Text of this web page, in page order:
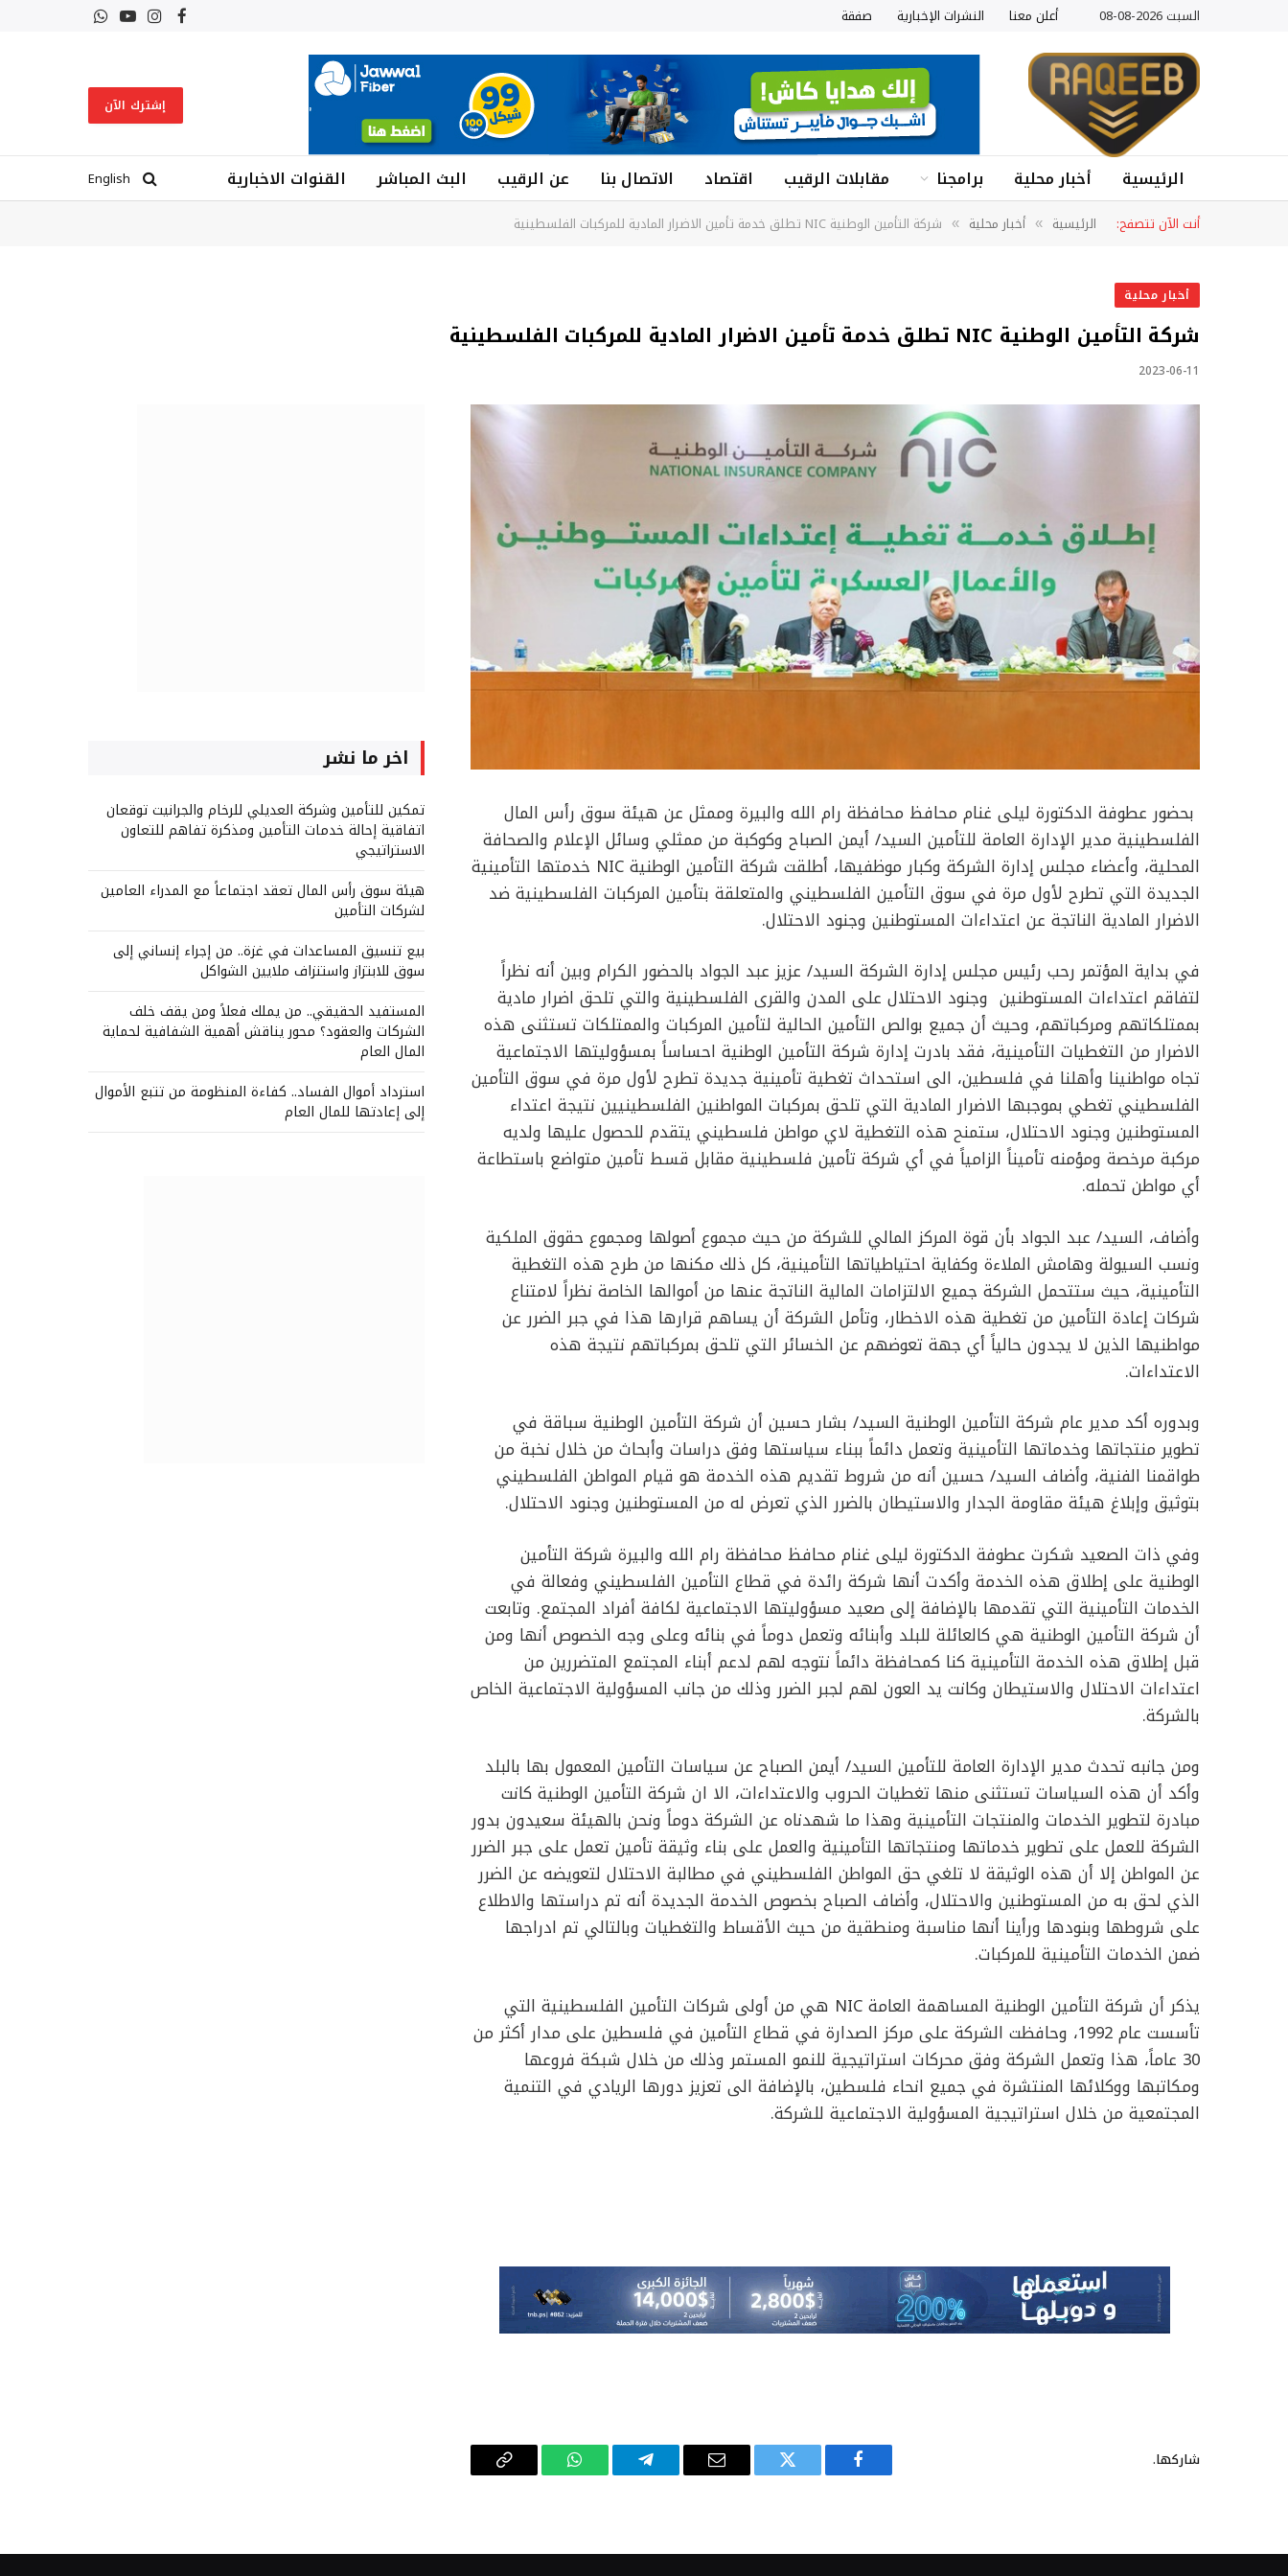
السبت 2026-08-08 أعلن معنا النشرات الإخبارية صفقة فيسبوكالانستغرام
يوتيوبواتساب
إشترك الآن
الرئيسية أخبار محلية برامجنا مقابلات الرقيب اقتصاد الاتصال بنا عن الرقيب البث المباشر القنوات الاخبارية
English
أنت الآن تتصفح:
الرئيسية » أخبار محلية » شركة التأمين الوطنية NIC تطلق خدمة تأمين الاضرار المادية للمركبات الفلسطينية
أخبار محلية
شركة التأمين الوطنية NIC تطلق خدمة تأمين الاضرار المادية للمركبات الفلسطينية
2023-06-11
بحضور عطوفة الدكتورة ليلى غنام محافظ محافظة رام الله والبيرة وممثل عن هيئة سوق رأس المال
الفلسطينية مدير الإدارة العامة للتأمين السيد/ أيمن الصباح وكوكبة من ممثلي وسائل الإعلام والصحافة
المحلية، وأعضاء مجلس إدارة الشركة وكبار موظفيها، أطلقت شركة التأمين الوطنية NIC خدمتها التأمينية
الجديدة التي تطرح لأول مرة في سوق التأمين الفلسطيني والمتعلقة بتأمين المركبات الفلسطينية ضد
الاضرار المادية الناتجة عن اعتداءات المستوطنين وجنود الاحتلال.
في بداية المؤتمر رحب رئيس مجلس إدارة الشركة السيد/ عزيز عبد الجواد بالحضور الكرام وبين أنه نظراً
لتفاقم اعتداءات المستوطنين وجنود الاحتلال على المدن والقرى الفلسطينية والتي تلحق اضرار مادية
بممتلكاتهم ومركباتهم، وحيث أن جميع بوالص التأمين الحالية لتأمين المركبات والممتلكات تستثنى هذه
الاضرار من التغطيات التأمينية، فقد بادرت إدارة شركة التأمين الوطنية احساساً بمسؤوليتها الاجتماعية
تجاه مواطنينا وأهلنا في فلسطين، الى استحداث تغطية تأمينية جديدة تطرح لأول مرة في سوق التأمين
الفلسطيني تغطي بموجبها الاضرار المادية التي تلحق بمركبات المواطنين الفلسطينيين نتيجة اعتداء
المستوطنين وجنود الاحتلال، ستمنح هذه التغطية لاي مواطن فلسطيني يتقدم للحصول عليها ولديه
مركبة مرخصة ومؤمنه تأميناً الزامياً في أي شركة تأمين فلسطينية مقابل قسط تأمين متواضع باستطاعة
أي مواطن تحمله.
وأضاف، السيد/ عبد الجواد بأن قوة المركز المالي للشركة من حيث مجموع أصولها ومجموع حقوق الملكية
ونسب السيولة وهامش الملاءة وكفاية احتياطياتها التأمينية، كل ذلك مكنها من طرح هذه التغطية
التأمينية، حيث ستتحمل الشركة جميع الالتزامات المالية الناتجة عنها من أموالها الخاصة نظراً لامتناع
شركات إعادة التأمين من تغطية هذه الاخطار، وتأمل الشركة أن يساهم قرارها هذا في جبر الضرر عن
مواطنيها الذين لا يجدون حالياً أي جهة تعوضهم عن الخسائر التي تلحق بمركباتهم نتيجة هذه
الاعتداءات.
وبدوره أكد مدير عام شركة التأمين الوطنية السيد/ بشار حسين أن شركة التأمين الوطنية سباقة في
تطوير منتجاتها وخدماتها التأمينية وتعمل دائماً ببناء سياستها وفق دراسات وأبحاث من خلال نخبة من
طواقمنا الفنية، وأضاف السيد/ حسين أنه من شروط تقديم هذه الخدمة هو قيام المواطن الفلسطيني
بتوثيق وإبلاغ هيئة مقاومة الجدار والاستيطان بالضرر الذي تعرض له من المستوطنين وجنود الاحتلال.
وفي ذات الصعيد شكرت عطوفة الدكتورة ليلى غنام محافظ محافظة رام الله والبيرة شركة التأمين
الوطنية على إطلاق هذه الخدمة وأكدت أنها شركة رائدة في قطاع التأمين الفلسطيني وفعالة في
الخدمات التأمينية التي تقدمها بالإضافة إلى صعيد مسؤوليتها الاجتماعية لكافة أفراد المجتمع. وتابعت
أن شركة التأمين الوطنية هي كالعائلة للبلد وأبنائه وتعمل دوماً في بنائه وعلى وجه الخصوص أنها ومن
قبل إطلاق هذه الخدمة التأمينية كنا كمحافظة دائماً نتوجه لهم لدعم أبناء المجتمع المتضررين من
اعتداءات الاحتلال والاستيطان وكانت يد العون لهم لجبر الضرر وذلك من جانب المسؤولية الاجتماعية الخاص
بالشركة.
ومن جانبه تحدث مدير الإدارة العامة للتأمين السيد/ أيمن الصباح عن سياسات التأمين المعمول بها بالبلد
وأكد أن هذه السياسات تستثنى منها تغطيات الحروب والاعتداءات، الا ان شركة التأمين الوطنية كانت
مبادرة لتطوير الخدمات والمنتجات التأمينية وهذا ما شهدناه عن الشركة دوماً ونحن بالهيئة سعيدون بدور
الشركة للعمل على تطوير خدماتها ومنتجاتها التأمينية والعمل على بناء وثيقة تأمين تعمل على جبر الضرر
عن المواطن إلا أن هذه الوثيقة لا تلغي حق المواطن الفلسطيني في مطالبة الاحتلال لتعويضه عن الضرر
الذي لحق به من المستوطنين والاحتلال، وأضاف الصباح بخصوص الخدمة الجديدة أنه تم دراستها والاطلاع
على شروطها وبنودها ورأينا أنها مناسبة ومنطقية من حيث الأقساط والتغطيات وبالتالي تم ادراجها
ضمن الخدمات التأمينية للمركبات.
يذكر أن شركة التأمين الوطنية المساهمة العامة NIC هي من أولى شركات التأمين الفلسطينية التي
تأسست عام 1992، وحافظت الشركة على مركز الصدارة في قطاع التأمين في فلسطين على مدار أكثر من
30 عاماً، هذا وتعمل الشركة وفق محركات استراتيجية للنمو المستمر وذلك من خلال شبكة فروعها
ومكاتبها ووكلائها المنتشرة في جميع انحاء فلسطين، بالإضافة الى تعزيز دورها الريادي في التنمية
المجتمعية من خلال استراتيجية المسؤولية الاجتماعية للشركة.
شاركها.
فيسبوك تويتر
البريد
تيلقرام واتساب
Copy
اخر ما نشر
تمكين للتأمين وشركة العديلي للرخام والجرانيت توقعان
اتفاقية إحالة خدمات التأمين ومذكرة تفاهم للتعاون
الاستراتيجي
هيئة سوق رأس المال تعقد اجتماعاً مع المدراء العامين
لشركات التأمين
بيع تنسيق المساعدات في غزة.. من إجراء إنساني إلى
سوق للابتزاز واستنزاف ملايين الشواكل
المستفيد الحقيقي.. من يملك فعلاً ومن يقف خلف
الشركات والعقود؟ محور يناقش أهمية الشفافية لحماية
المال العام
استرداد أموال الفساد.. كفاءة المنظومة من تتبع الأموال
إلى إعادتها للمال العام